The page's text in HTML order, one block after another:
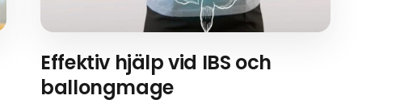
Effektiv hjälp vid IBS och
ballongmage